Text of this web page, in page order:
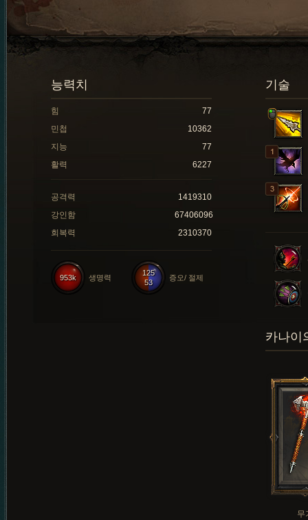
기술
능력치
힘
77
민첩
10362
지능
77
활력
6227
공격력
1419310
강인함
67406096
회복력
2310370
125
53
증오/ 절제
953k 생명력
카나이
무